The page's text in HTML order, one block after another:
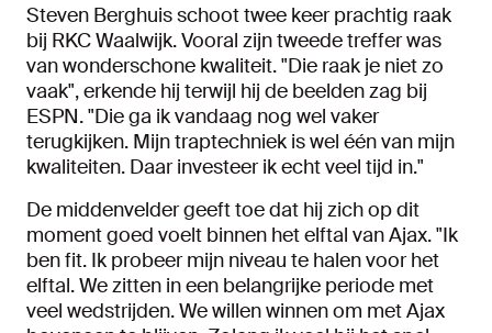
Steven Berghuis schoot twee keer prachtig raak
bij RKC Waalwijk. Vooral zijn tweede treffer was
van wonderschone kwaliteit. "Die raak je niet zo
vaak", erkende hij terwijl hij de beelden zag bij
ESPN. "Die ga ik vandaag nog wel vaker
terugkijken. Mijn traptechniek is wel één van mijn
kwaliteiten. Daar investeer ik echt veel tijd in."
De middenvelder geeft toe dat hij zich op dit
moment goed voelt binnen het elftal van Ajax. "Ik
ben fit. Ik probeer mijn niveau te halen voor het
elftal. We zitten in een belangrijke periode met
veel wedstrijden. We willen winnen om met Ajax